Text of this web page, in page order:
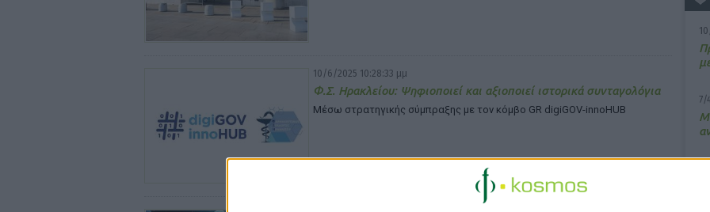
7/
10/6/2025 10:28:33 μμ
Φ.Σ. Ηρακλείου: Ψηφιοποιεί και αξιοποιεί ιστορικά συνταγολόγια
Μέσω στρατηγικής σύμπραξης με τον κόμβο GR digiGOV-innoHUB